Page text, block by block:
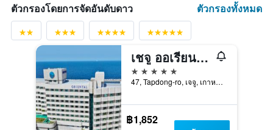
ตัวกรองโดยการจัดอันดับดาว ตัวกรองทั้งหมด
เชจู ออเรียนทัล โฮเทล แอนด์ คาสิโน
5 ดาว
47, Tapdong-ro, เจจู, เกาหลีใต้
฿1,852